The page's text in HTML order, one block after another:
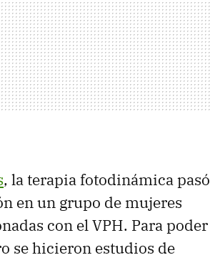
, la terapia fotodinámica pasó
en un grupo de mujeres
con el VPH. Para poder
se hicieron estudios de